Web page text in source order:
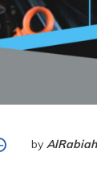
by AlRabiah